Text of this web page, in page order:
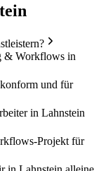
& Workflows in
und für
in Lahnstein
Projekt für